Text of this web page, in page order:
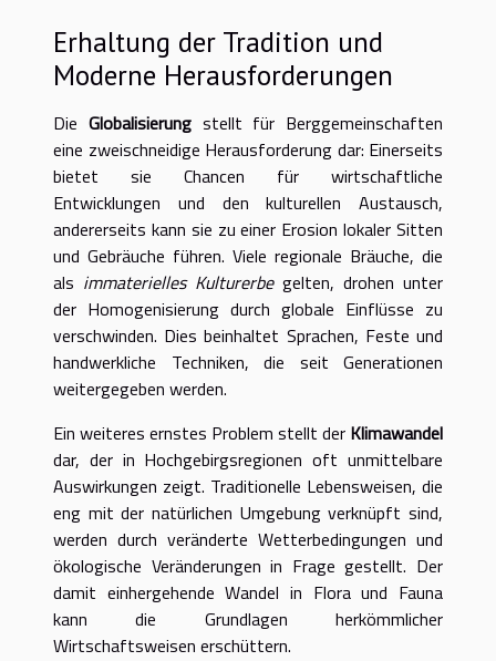
Erhaltung der Tradition und
Moderne Herausforderungen
Die Globalisierungstellt für Berggemeinschaften
eine zweischneidige Herausforderung dar: Einerseits
bietet sie Chancen für wirtschaftliche
Entwicklungen und den kulturellen Austausch,
andererseits kann sie zu einer Erosion lokaler Sitten
und Gebräuche führen. Viele regionale Bräuche, die
als immaterielles Kulturerbegelten, drohen unter
der Homogenisierung durch globale Einflüsse zu
verschwinden. Dies beinhaltet Sprachen, Feste und
handwerkliche Techniken, die seit Generationen
weitergegeben werden.
Ein weiteres ernstes Problem stellt der Klimawandel
dar, der in Hochgebirgsregionen oft unmittelbare
Auswirkungen zeigt. Traditionelle Lebensweisen, die
eng mit der natürlichen Umgebung verknüpft sind,
werden durch veränderte Wetterbedingungen und
ökologische Veränderungen in Frage gestellt. Der
damit einhergehende Wandel in Flora und Fauna
kann die Grundlagen herkömmlicher
Wirtschaftsweisen erschüttern.